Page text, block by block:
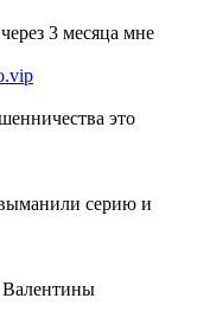
3 месяца мне
это
серию и